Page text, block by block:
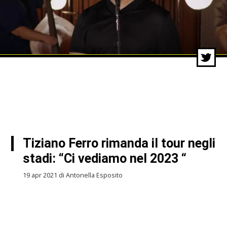
Tiziano Ferro rimanda il tour negli
stadi: “Ci vediamo nel 2023 “
19 apr 2021 di Antonella Esposito